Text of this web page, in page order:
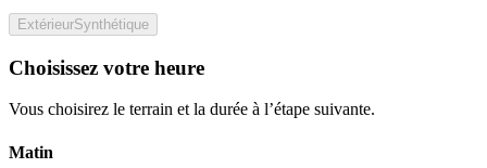
ExtérieurSynthétique
Choisissez votre heure
Vous choisirez le terrain et la durée à l’étape suivante.
Matin